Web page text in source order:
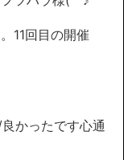
11回目の開催
かったです心通